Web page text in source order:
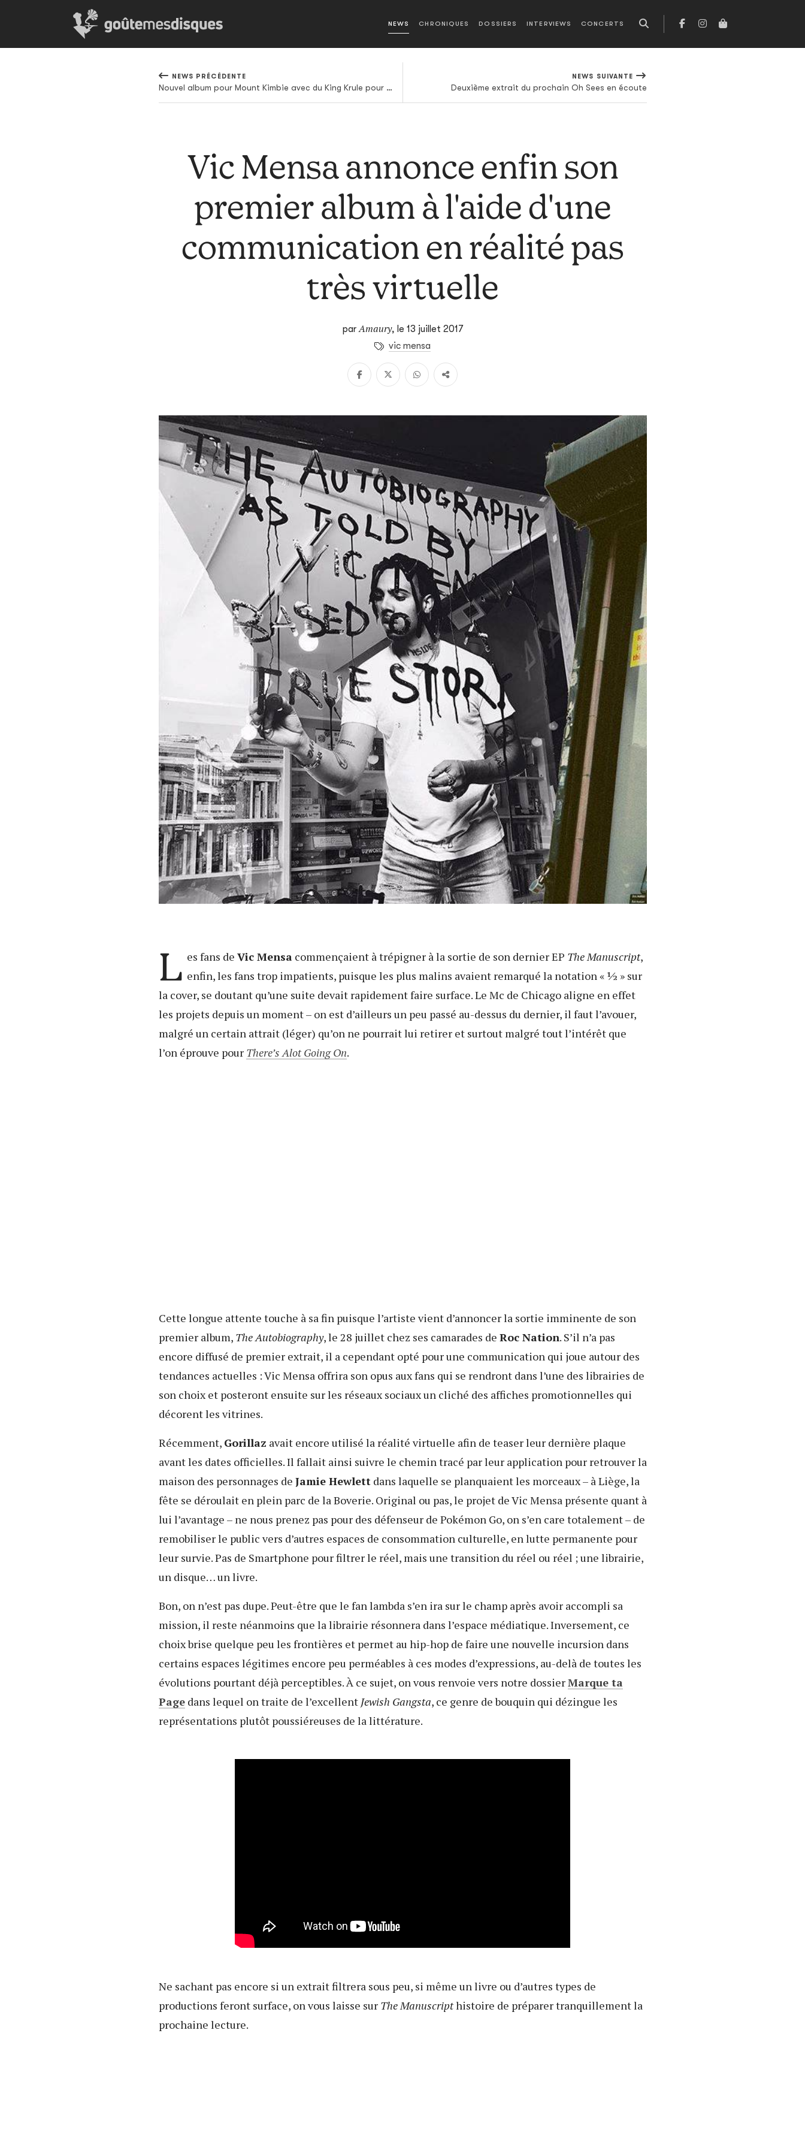
NEWS CHRONIQUES DOSSIERS INTERVIEWS CONCERTS
NEWS PRÉCÉDENTE
Nouvel album pour Mount Kimbie avec du King Krule pour l'annoncer
NEWS SUIVANTE
Deuxième extrait du prochain Oh Sees en écoute
Vic Mensa annonce enfin son
premier album à l'aide d'une
communication en réalité pas
très virtuelle
parAmaury, le 13 juillet 2017
vic mensa
L es fans de Vic Mensacommençaient à trépigner à la sortie de son dernier EP The Manuscript,
enfin, les fans trop impatients, puisque les plus malins avaient remarqué la notation « ½ » sur
la cover, se doutant qu’une suite devait rapidement faire surface. Le Mc de Chicago aligne en effet
les projets depuis un moment – on est d’ailleurs un peu passé au-dessus du dernier, il faut l’avouer,
malgré un certain attrait (léger) qu’on ne pourrait lui retirer et surtout malgré tout l’intérêt que
l’on éprouve pour There’s Alot Going On.
Cette longue attente touche à sa fin puisque l’artiste vient d’annoncer la sortie imminente de son
premier album, The Autobiography, le 28 juillet chez ses camarades de Roc Nation. S’il n’a pas
encore diffusé de premier extrait, il a cependant opté pour une communication qui joue autour des
tendances actuelles : Vic Mensa offrira son opus aux fans qui se rendront dans l’une des librairies de
son choix et posteront ensuite sur les réseaux sociaux un cliché des affiches promotionnelles qui
décorent les vitrines.
Récemment, Gorillaz avait encore utilisé la réalité virtuelle afin de teaser leur dernière plaque
avant les dates officielles. Il fallait ainsi suivre le chemin tracé par leur application pour retrouver la
maison des personnages de Jamie Hewlettdans laquelle se planquaient les morceaux – à Liège, la
fête se déroulait en plein parc de la Boverie. Original ou pas, le projet de Vic Mensa présente quant à
lui l’avantage – ne nous prenez pas pour des défenseur de Pokémon Go, on s’en care totalement – de
remobiliser le public vers d’autres espaces de consommation culturelle, en lutte permanente pour
leur survie. Pas de Smartphone pour filtrer le réel, mais une transition du réel ou réel ; une librairie,
un disque… un livre.
Bon, on n’est pas dupe. Peut-être que le fan lambda s’en ira sur le champ après avoir accompli sa
mission, il reste néanmoins que la librairie résonnera dans l’espace médiatique. Inversement, ce
choix brise quelque peu les frontières et permet au hip-hop de faire une nouvelle incursion dans
certains espaces légitimes encore peu perméables à ces modes d’expressions, au-delà de toutes les
évolutions pourtant déjà perceptibles. À ce sujet, on vous renvoie vers notre dossierMarque ta
Pagedans lequel on traite de l’excellent Jewish Gangsta, ce genre de bouquin qui dézingue les
représentations plutôt poussiéreuses de la littérature.
Ne sachant pas encore si un extrait filtrera sous peu, si même un livre ou d’autres types de
productions feront surface, on vous laisse sur The Manuscripthistoire de préparer tranquillement la
prochaine lecture.